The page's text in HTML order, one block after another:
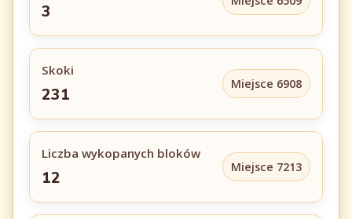
3
Skoki
231
Miejsce 6908
Liczba wykopanych bloków
12
Miejsce 7213